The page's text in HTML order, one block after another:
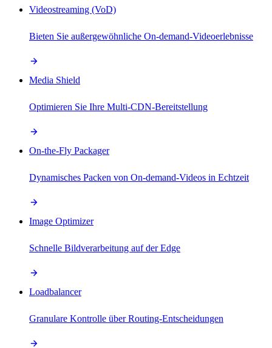
Videostreaming (VoD)
Bieten Sie außergewöhnliche On-demand-Videoerlebnisse
Media Shield
Optimieren Sie Ihre Multi-CDN-Bereitstellung
On-the-Fly Packager
Dynamisches Packen von On-demand-Videos in Echtzeit
Image Optimizer
Schnelle Bildverarbeitung auf der Edge
Loadbalancer
Granulare Kontrolle über Routing-Entscheidungen